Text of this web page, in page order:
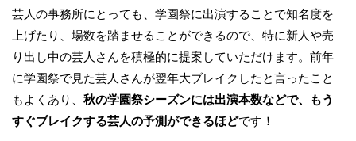
芸人の事務所にとっても、学園祭に出演することで知名度を
上げたり、場数を踏ませることができるので、特に新人や売
り出し中の芸人さんを積極的に提案していただけます。前年
に学園祭で見た芸人さんが翌年大ブレイクしたと言ったこと
もよくあり、 秋の学園祭シーズンには出演本数などで、もう
すぐブレイクする芸人の予測ができるほどです！